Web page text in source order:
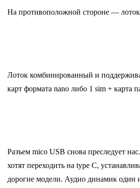
На противоположной стороне — лоток
Лоток комбинированный и
карт формата nano либо 1 sim + карта
Разъем mico USB снова преследует
хотят переходить на type C,
дорогие модели. Аудио динамик один